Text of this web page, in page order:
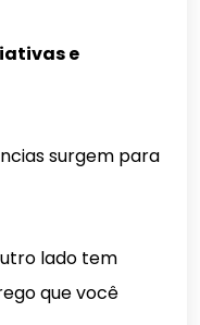
e
surgem para
lado tem
que você